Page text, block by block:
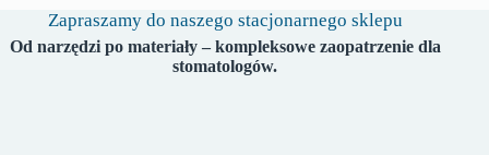
Zapraszamy do naszego stacjonarnego sklepu
Od narzędzi po materiały – kompleksowe zaopatrzenie dla
stomatologów.